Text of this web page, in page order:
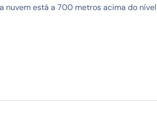
nuvem está a 700 metros acima do